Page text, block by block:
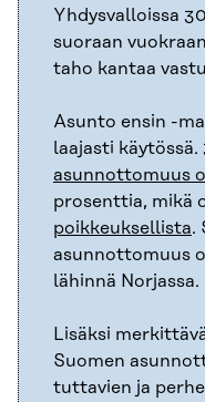
Yhdysvalloissa
suoraan
taho kantaa
Asunto ensin -
laajasti käytössä.
asunnottomuus
prosenttia, mikä
poikkeuksellista.
asunnottomuus
lähinnä Norjassa.
Lisäksi
Suomen
tuttavien ja